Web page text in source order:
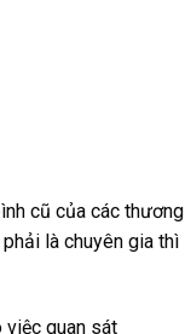
cũ của các thương
là chuyên gia thì
việc quan sát